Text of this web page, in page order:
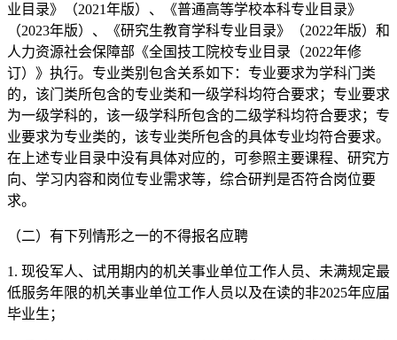
业目录》（2021年版）、《普通高等学校本科专业目录》
（2023年版）、《研究生教育学科专业目录》（2022年版）和
人力资源社会保障部《全国技工院校专业目录（2022年修
订）》执行。专业类别包含关系如下：专业要求为学科门类
的，该门类所包含的专业类和一级学科均符合要求；专业要求
为一级学科的，该一级学科所包含的二级学科均符合要求；专
业要求为专业类的，该专业类所包含的具体专业均符合要求。
在上述专业目录中没有具体对应的，可参照主要课程、研究方
向、学习内容和岗位专业需求等，综合研判是否符合岗位要
求。
（二）有下列情形之一的不得报名应聘
1. 现役军人、试用期内的机关事业单位工作人员、未满规定最
低服务年限的机关事业单位工作人员以及在读的非2025年应届
毕业生；